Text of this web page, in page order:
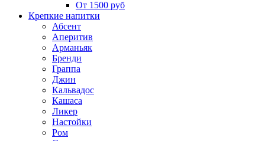
От 1500 руб
Крепкие напитки
Абсент
Аперитив
Арманьяк
Бренди
Граппа
Джин
Кальвадос
Кашаса
Ликер
Настойки
Ром